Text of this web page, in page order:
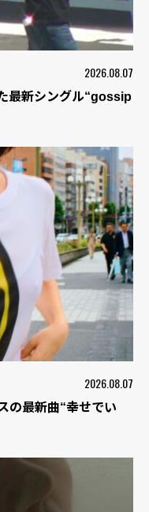
2026.08.07
最新シングル“gossip
2026.08.07
の最新曲“幸せでい